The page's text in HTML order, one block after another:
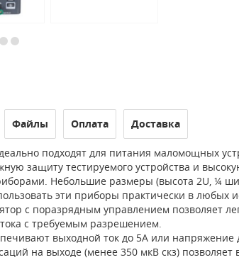
Файлы Оплата Доставка
подходят для питания маломощных
защиту тестируемого устройства и
Небольшие размеры (высота 2U, ¼
эти приборы практически в любых
с поразрядным управлением позволяет
с требуемым разрешением.
выходной ток до 5А или напряжение
на выходе (менее 350 мкВ скз) позволяет